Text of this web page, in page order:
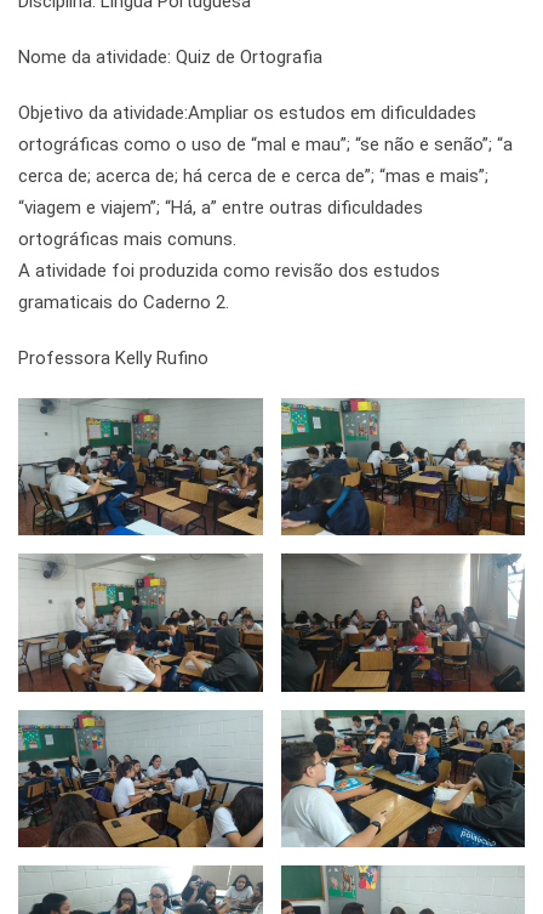
Nome da atividade: Quiz de Ortografia
Objetivo da atividade:Ampliar os estudos em dificuldades
ortográficas como o uso de “mal e mau”; “se não e senão”; “a
cerca de; acerca de; há cerca de e cerca de”; “mas e mais”;
“viagem e viajem”; “Há, a” entre outras dificuldades
ortográficas mais comuns.
A atividade foi produzida como revisão dos estudos
gramaticais do Caderno 2.
Professora Kelly Rufino